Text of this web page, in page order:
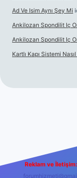
Ad Ve Isim Aynı Şey Mi
Ankilozan Spondilit Iç
Ankilozan Spondilit Iç
Kartlı Kapı Sistemi Nasıl
Reklam ve İletişim: